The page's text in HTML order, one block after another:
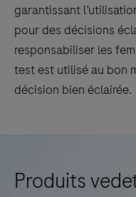
garantissant
pour des décisions
responsabiliser les
test est utilisé au bon
décision bien éclairée.
Produits